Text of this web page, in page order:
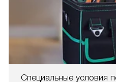
Специальные условия